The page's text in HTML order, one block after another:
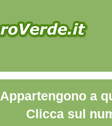
Appartengono a
Clicca sul